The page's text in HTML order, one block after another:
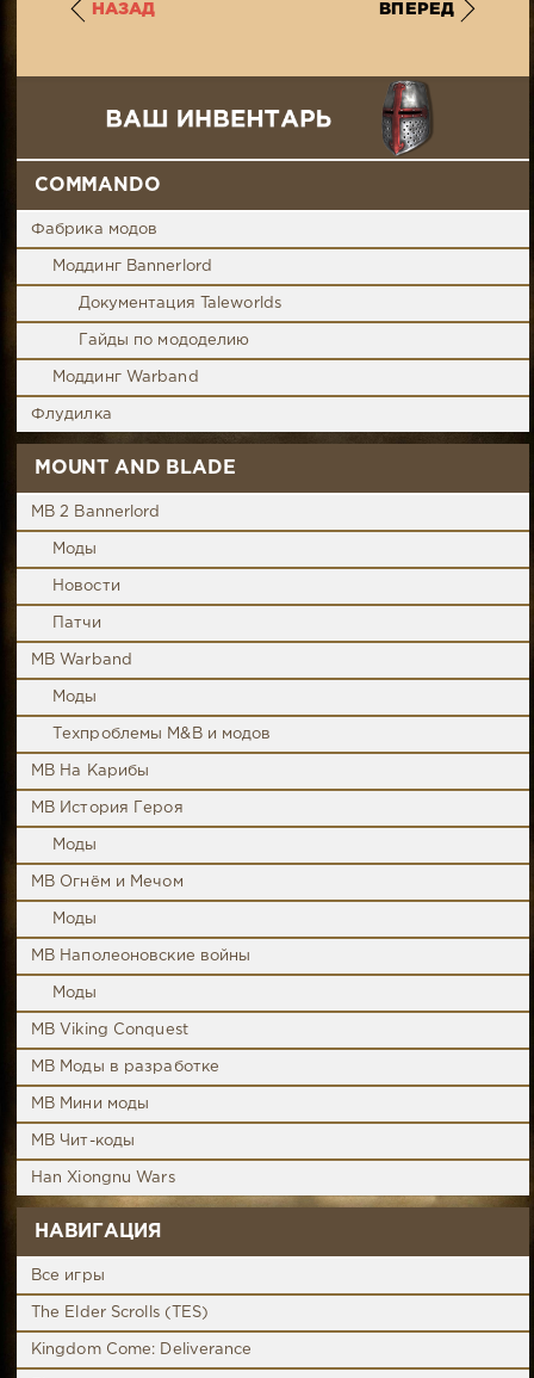
НАЗАД ВПЕРЕД
COMMANDO
Фабрика модов
Моддинг Bannerlord
Документация Taleworlds
Гайды по мододелию
Моддинг Warband
Флудилка
MOUNT AND BLADE
MB 2 Bannerlord
Моды
Новости
Патчи
MB Warband
Моды
Техпроблемы M&B и модов
MB На Карибы
MB История Героя
Моды
MB Огнём и Мечом
Моды
MB Наполеоновские войны
Моды
MB Viking Conquest
MB Моды в разработке
MB Мини моды
MB Чит-коды
Han Xiongnu Wars
НАВИГАЦИЯ
Все игры
The Elder Scrolls (TES)
Kingdom Come: Deliverance